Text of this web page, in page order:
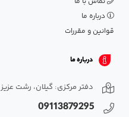
درباره ما
قوانین و مقررات
درباره ما
دفتر مرکزی: گیلان، رشت عزیز
09113879295